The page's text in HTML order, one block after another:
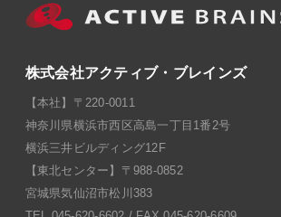
株式会社アクティブ・ブレインズ
【本社】〒220-0011
神奈川県横浜市西区高島一丁目1番2号
横浜三井ビルディング12F
【東北センター】〒988-0852
宮城県気仙沼市松川383